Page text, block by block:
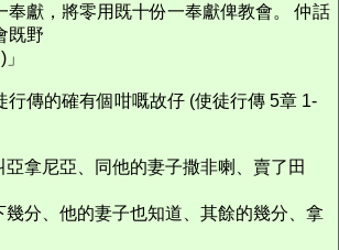
奉獻，將零用既十份一奉獻俾教會。 仲話
既野
行傳的確有個咁嘅故仔 (使徒行傳 5章 1-
拿尼亞、同他的妻子撒非喇、賣了田
分、他的妻子也知道、其餘的幾分、拿